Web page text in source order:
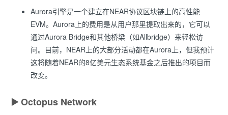
Aurora引擎是一个建立在NEAR协议区块链上的高性能
EVM。Aurora上的费用是从用户那里提取出来的，它可以
通过Aurora Bridge和其他桥梁（如Allbridge）来轻松访
问。目前，NEAR上的大部分活动都在Aurora上，但我预计
这将随着NEAR的8亿美元生态系统基金之后推出的项目而
改变。
▶️Octopus Network